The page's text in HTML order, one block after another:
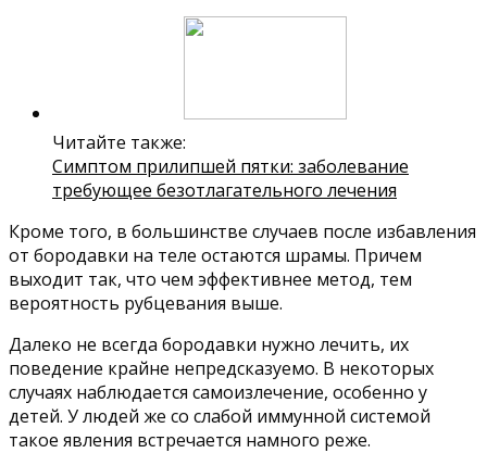
Читайте также:
Симптом прилипшей пятки: заболевание
требующее безотлагательного лечения
Кроме того, в большинстве случаев после избавления
от бородавки на теле остаются шрамы. Причем
выходит так, что чем эффективнее метод, тем
вероятность рубцевания выше.
Далеко не всегда бородавки нужно лечить, их
поведение крайне непредсказуемо. В некоторых
случаях наблюдается самоизлечение, особенно у
детей. У людей же со слабой иммунной системой
такое явления встречается намного реже.